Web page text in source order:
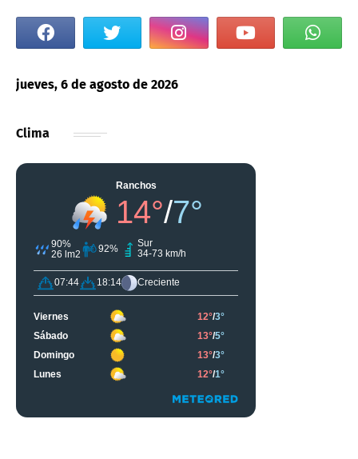
jueves, 6 de agosto de 2026
Clima